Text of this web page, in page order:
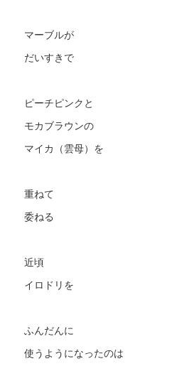
マーブルが
だいすきで
ピーチピンクと
モカブラウンの
マイカ（雲母）を
重ねて
委ねる
近頃
イロドリを
ふんだんに
使うようになったのは